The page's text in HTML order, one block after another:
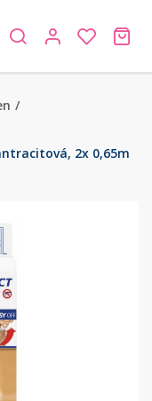
/
2x 0,65m